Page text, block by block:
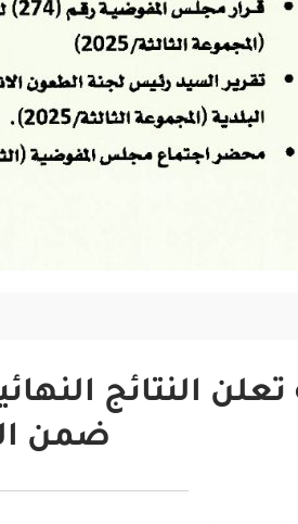
ضمن